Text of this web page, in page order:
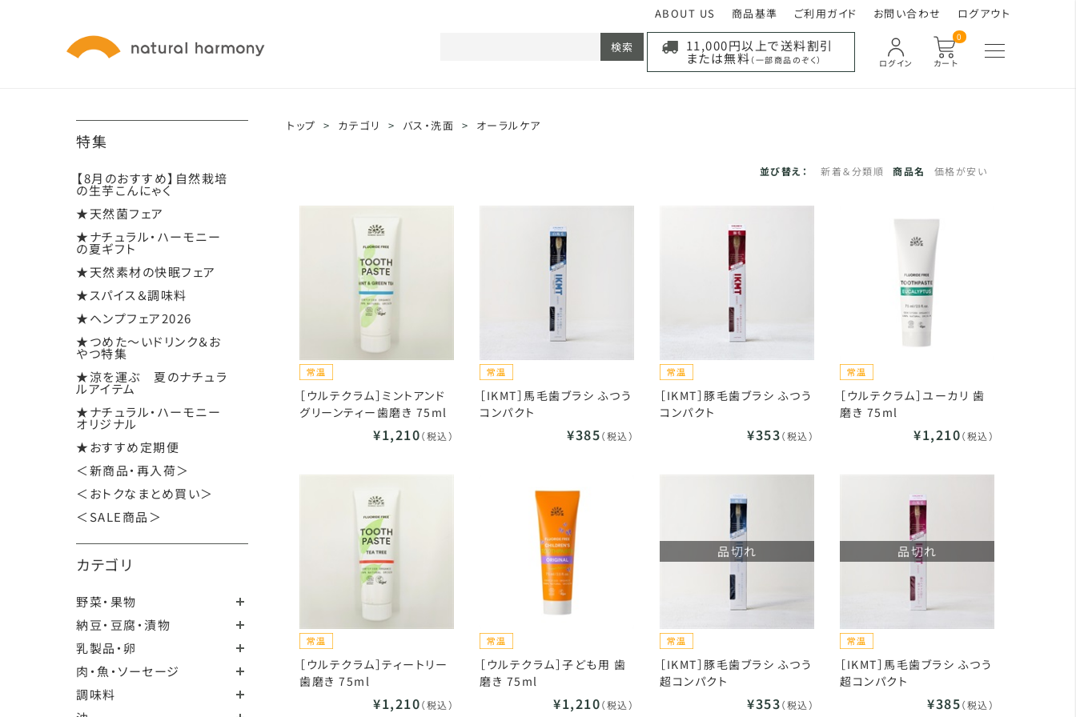
ABOUT US 商品基準 ご利用ガイド お問い合わせ ログアウト
カート
0
ログイン
11,000円以上で送料割引
または無料 （一部商品のぞく）
検索
特集
【8月のおすすめ】自然栽培
の生芋こんにゃく
★天然菌フェア
★ナチュラル・ハーモニー
の夏ギフト
★天然素材の快眠フェア
★スパイス＆調味料
★ヘンプフェア2026
★つめた～いドリンク＆お
やつ特集
★涼を運ぶ 夏のナチュラ
ルアイテム
★ナチュラル・ハーモニー
オリジナル
★おすすめ定期便
＜新商品・再入荷＞
＜おトクなまとめ買い＞
＜SALE商品＞
カテゴリ
野菜・果物
納豆・豆腐・漬物
乳製品・卵
肉・魚・ソーセージ
調味料
トップ > カテゴリ > バス・洗面 > オーラルケア
並び替え： 新着＆分類順 商品名 価格が安い
［ウルテクラム］ミントアンド
グリーンティー歯磨き 75ml
¥1,210（税込）
［IKMT］馬毛歯ブラシ ふつう
コンパクト
¥385（税込）
［IKMT］豚毛歯ブラシ ふつう
コンパクト
¥353（税込）
［ウルテクラム］ユーカリ 歯
磨き 75ml
¥1,210（税込）
［ウルテクラム］ティートリー
歯磨き 75ml
¥1,210（税込）
［ウルテクラム］子ども用 歯
磨き 75ml
¥1,210（税込）
品切れ
［IKMT］豚毛歯ブラシ ふつう
超コンパクト
¥353（税込）
品切れ
［IKMT］馬毛歯ブラシ ふつう
超コンパクト
¥385（税込）